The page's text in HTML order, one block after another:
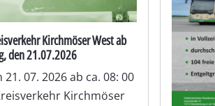
Kirchmöser West ab
den 21.07.2026
07. 2026 ab ca. 08: 00
Kirchmöser